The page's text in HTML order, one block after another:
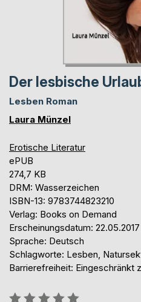
Der lesbische
Lesben Roman
Laura Münzel
Erotische Literatur
ePUB
274,7 KB
DRM: Wasserzeichen
ISBN-13: 9783744823210
Verlag: Books on Demand
Erscheinungsdatum: 22.05.2017
Sprache: Deutsch
Schlagworte: Lesben,
Barrierefreiheit: Eingeschränkt
Bewertung::